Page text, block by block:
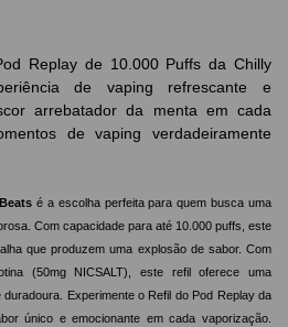
Replay de 10.000 Puffs da Chilly
de vaping refrescante e
arrebatador da menta em cada
de vaping verdadeiramente
é a escolha perfeita para quem busca uma
Com capacidade para até 10.000 puffs, este
que produzem uma explosão de sabor. Com
(50mg NICSALT), este refil oferece uma
Experimente o Refil do Pod Replay da
único e emocionante em cada vaporização.